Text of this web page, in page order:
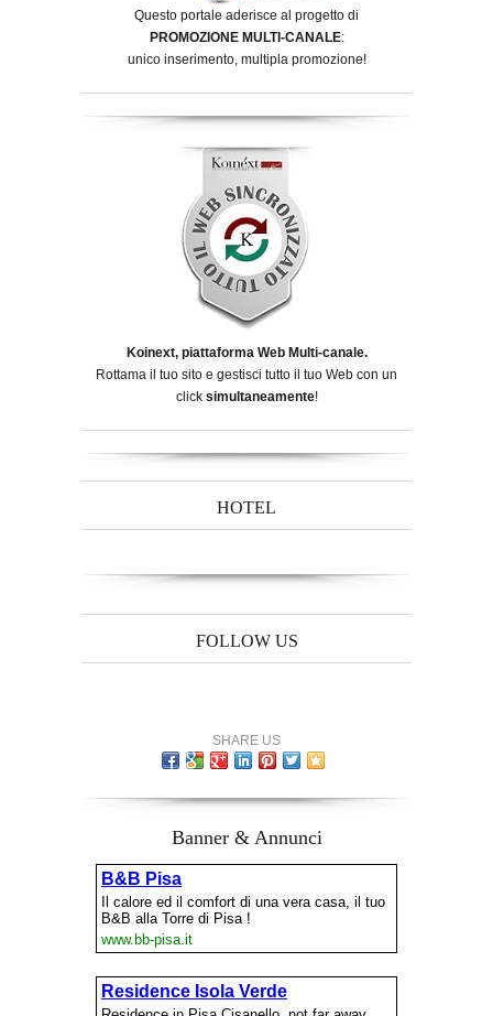
Questo portale aderisce al progetto di
PROMOZIONE MULTI-CANALE:
unico inserimento, multipla promozione!
Koinext, piattaforma Web Multi-canale.
Rottama il tuo sito e gestisci tutto il tuo Web con un
click simultaneamente!
HOTEL
FOLLOW US
SHARE US
Banner & Annunci